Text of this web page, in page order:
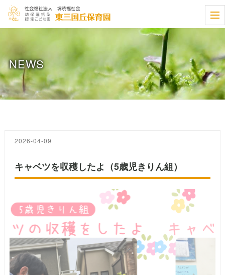
t
o
e
n
a
v
g
a
NEWS
2026-04-09
キャベツを収穫したよ（5歳児きりん組）